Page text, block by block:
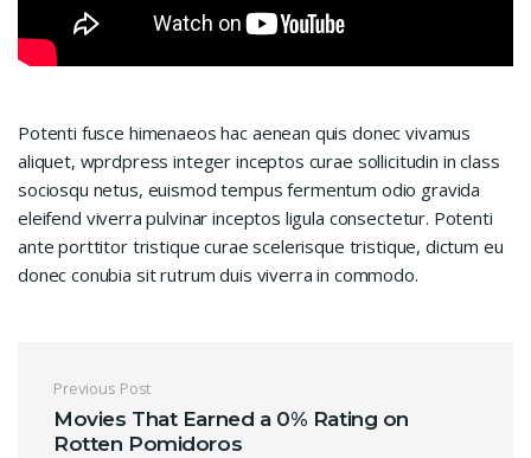
Potenti fusce himenaeos hac aenean quis donec vivamus
aliquet, wprdpress integer inceptos curae sollicitudin in class
sociosqu netus, euismod tempus fermentum odio gravida
eleifend viverra pulvinar inceptos ligula consectetur. Potenti
ante porttitor tristique curae scelerisque tristique, dictum eu
donec conubia sit rutrum duis viverra in commodo.
Navigasi pos
Previous Post
Movies That Earned a 0% Rating on
Rotten Pomidoros